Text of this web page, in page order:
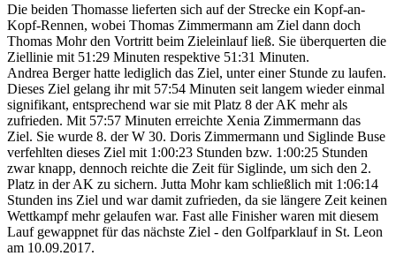
Die beiden Thomasse lieferten sich auf der Strecke ein Kopf-an-
Kopf-Rennen, wobei Thomas Zimmermann am Ziel dann doch
Thomas Mohr den Vortritt beim Zieleinlauf ließ. Sie überquerten die
Ziellinie mit 51:29 Minuten respektive 51:31 Minuten.
Andrea Berger hatte lediglich das Ziel, unter einer Stunde zu laufen.
Dieses Ziel gelang ihr mit 57:54 Minuten seit langem wieder einmal
signifikant, entsprechend war sie mit Platz 8 der AK mehr als
zufrieden. Mit 57:57 Minuten erreichte Xenia Zimmermann das
Ziel. Sie wurde 8. der W 30. Doris Zimmermann und Siglinde Buse
verfehlten dieses Ziel mit 1:00:23 Stunden bzw. 1:00:25 Stunden
zwar knapp, dennoch reichte die Zeit für Siglinde, um sich den 2.
Platz in der AK zu sichern. Jutta Mohr kam schließlich mit 1:06:14
Stunden ins Ziel und war damit zufrieden, da sie längere Zeit keinen
Wettkampf mehr gelaufen war. Fast alle Finisher waren mit diesem
Lauf gewappnet für das nächste Ziel - den Golfparklauf in St. Leon
am 10.09.2017.